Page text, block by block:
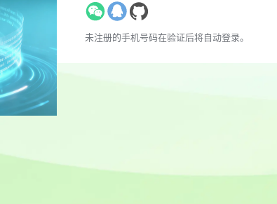
未注册的手机号码在验证后将自动登录。